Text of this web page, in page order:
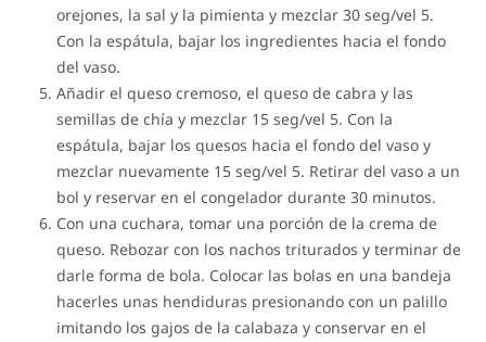
orejones, la sal y la pimienta y mezclar 30 seg/vel 5.
Con la espátula, bajar los ingredientes hacia el fondo
del vaso.
Añadir el queso cremoso, el queso de cabra y las
semillas de chía y mezclar 15 seg/vel 5. Con la
espátula, bajar los quesos hacia el fondo del vaso y
mezclar nuevamente 15 seg/vel 5. Retirar del vaso a un
bol y reservar en el congelador durante 30 minutos.
Con una cuchara, tomar una porción de la crema de
queso. Rebozar con los nachos triturados y terminar de
darle forma de bola. Colocar las bolas en una bandeja
hacerles unas hendiduras presionando con un palillo
imitando los gajos de la calabaza y conservar en el